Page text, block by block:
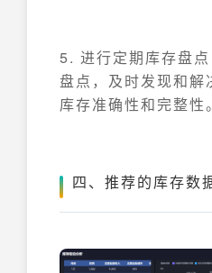
5. 进行定期库存盘
盘点，及时发现和解
库存准确性和完整性。
四、推荐的库存数